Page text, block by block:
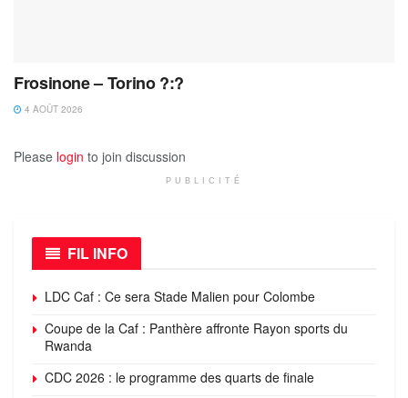
Frosinone – Torino ?:?
4 AOÛT 2026
Please login to join discussion
PUBLICITÉ
FIL INFO
LDC Caf : Ce sera Stade Malien pour Colombe
Coupe de la Caf : Panthère affronte Rayon sports du
Rwanda
CDC 2026 : le programme des quarts de finale